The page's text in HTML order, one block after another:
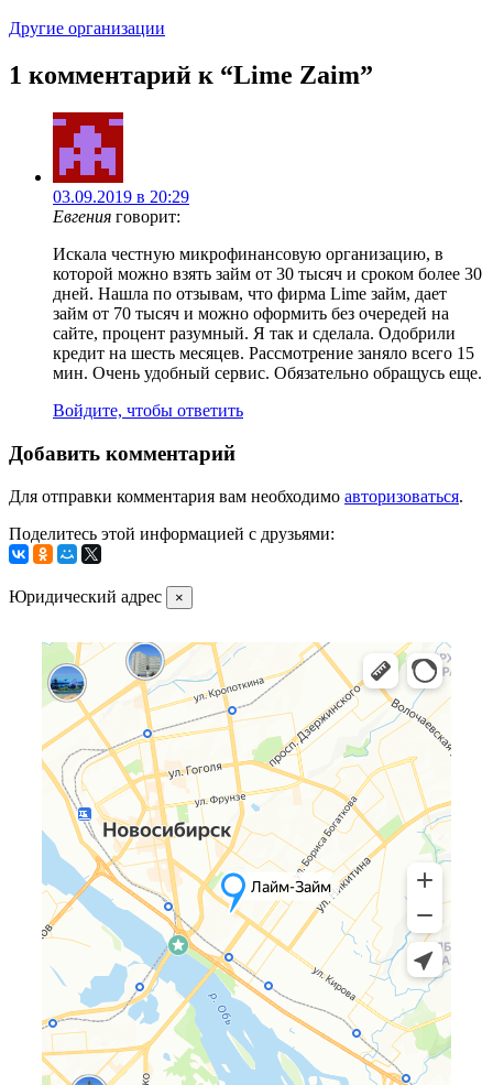
Другие организации
1 комментарий к “Lime Zaim”
03.09.2019 в 20:29
Евгения говорит:
Искала честную микрофинансовую организацию, в
которой можно взять займ от 30 тысяч и сроком более 30
дней. Нашла по отзывам, что фирма Lime займ, дает
займ от 70 тысяч и можно оформить без очередей на
сайте, процент разумный. Я так и сделала. Одобрили
кредит на шесть месяцев. Рассмотрение заняло всего 15
мин. Очень удобный сервис. Обязательно обращусь еще.
Войдите, чтобы ответить
Добавить комментарий
Для отправки комментария вам необходимо авторизоваться.
Поделитесь этой информацией с друзьями:
Юридический адрес ×